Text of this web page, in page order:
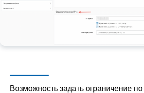
Возможность задать ограничение